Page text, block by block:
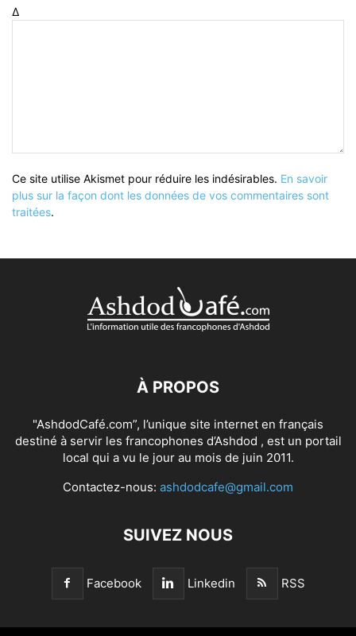
Δ
Ce site utilise Akismet pour réduire les indésirables. En savoir
plus sur la façon dont les données de vos commentaires sont
traitées.
À PROPOS
"AshdodCafé.com”, l’unique site internet en français
destiné à servir les francophones d’Ashdod , est un portail
local qui a vu le jour au mois de juin 2011.
Contactez-nous: ashdodcafe@gmail.com
SUIVEZ NOUS
Facebook Linkedin RSS